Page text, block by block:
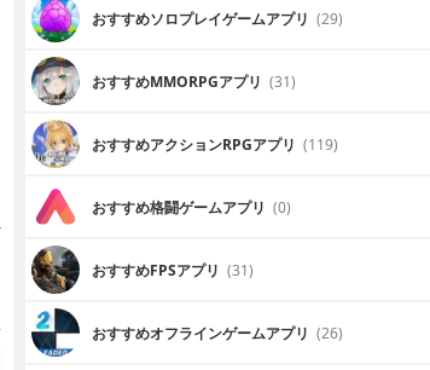
おすすめソロプレイゲームアプリ (29)
おすすめ MMORPGアプリ (31)
おすすめアクションRPGアプリ (119)
おすすめ格闘ゲームアプリ (0)
おすすめFPSアプリ (31)
おすすめオフラインゲームアプリ (26)